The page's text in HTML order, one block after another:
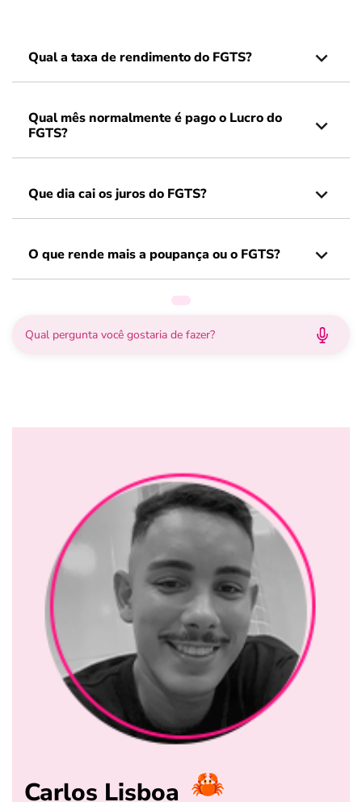
Qual a taxa de rendimento do FGTS?
Qual mês normalmente é pago o Lucro do
FGTS?
Que dia cai os juros do FGTS?
O que rende mais a poupança ou o FGTS?
Carlos Lisboa